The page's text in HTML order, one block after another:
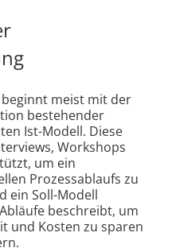
meist mit der
bestehender
Ist-Modell. Diese
Workshops
um ein
Prozessablaufs zu
ein Soll-Modell
beschreibt, um
und Kosten zu sparen